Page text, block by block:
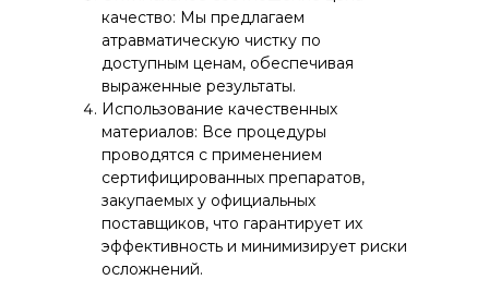
качество: Мы предлагаем
атравматическую чистку по
доступным ценам, обеспечивая
выраженные результаты.
Использование качественных
материалов: Все процедуры
проводятся с применением
сертифицированных препаратов,
закупаемых у официальных
поставщиков, что гарантирует их
эффективность и минимизирует риски
осложнений.